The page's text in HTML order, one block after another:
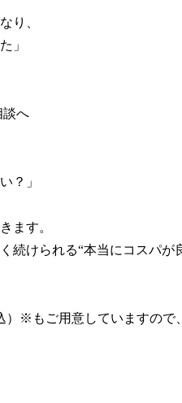
り、
」
談へ
？」
ます。
続けられる“本当にコスパが
）※もご用意していますので